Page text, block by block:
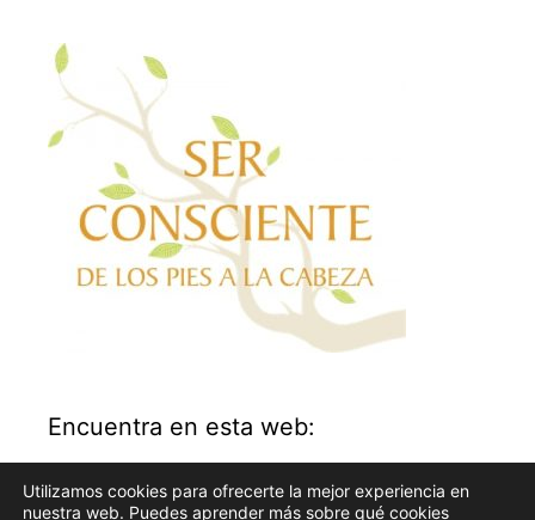
Encuentra en esta web:
Buscar:
Utilizamos cookies para ofrecerte la mejor experiencia en
nuestra web. Puedes aprender más sobre qué cookies